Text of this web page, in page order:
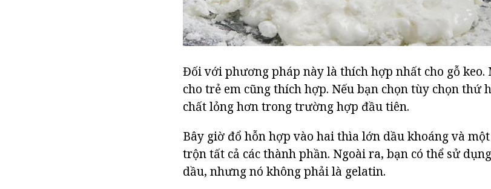
Đối với phương pháp này là thích hợp nhất cho gỗ keo.
cho trẻ em cũng thích hợp. Nếu bạn chọn tùy chọn thứ
chất lỏng hơn trong trường hợp đầu tiên.
Bây giờ đổ hỗn hợp vào hai thìa lớn dầu khoáng và
trộn tất cả các thành phần. Ngoài ra, bạn có thể sử
dầu, nhưng nó không phải là gelatin.